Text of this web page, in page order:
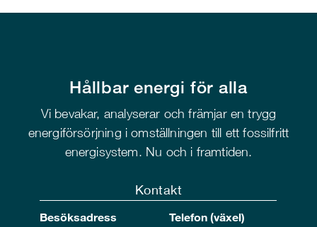
Hållbar energi för alla
Vi bevakar, analyserar och främjar en trygg
energiförsörjning i omställningen till ett fossilfritt
energisystem. Nu och i framtiden.
Kontakt
Besöksadress
Telefon (växel)